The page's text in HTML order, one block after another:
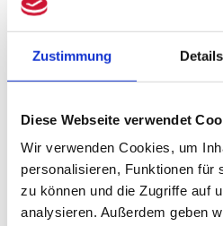
Zustimmung Details
Diese Webseite verwendet
Wir verwenden Cookies, um
personalisieren, Funktionen für
zu können und die Zugriffe auf
analysieren. Außerdem geben
Wann eine
Sie in einem unser
nachlesen. (
freiberuflicher
Gerade für (Zahn-
Freiberufler, die